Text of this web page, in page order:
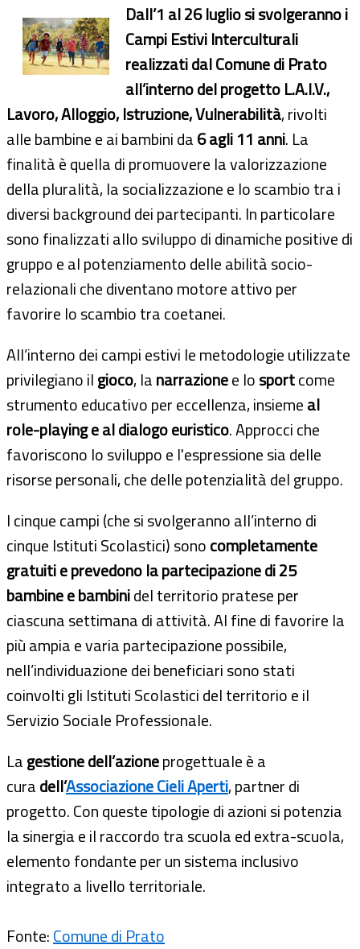
Dall’1 al 26 luglio si svolgeranno i
Campi Estivi Interculturali
realizzati dal Comune di Prato
all’interno del progetto L.A.I.V.,
Lavoro, Alloggio, Istruzione, Vulnerabilità, rivolti
alle bambine e ai bambini da6 agli 11 anni. La
finalità è quella di promuovere la valorizzazione
della pluralità, la socializzazione e lo scambio tra i
diversi background dei partecipanti. In particolare
sono finalizzati allo sviluppo di dinamiche positive di
gruppo e al potenziamento delle abilità socio-
relazionali che diventano motore attivo per
favorire lo scambio tra coetanei.
All’interno dei campi estivi le metodologie utilizzate
privilegiano ilgioco, lanarrazionee losportcome
strumento educativo per eccellenza, insiemeal
role-playing e al dialogo euristico. Approcci che
favoriscono lo sviluppo e l'espressione sia delle
risorse personali, che delle potenzialità del gruppo.
I cinque campi (che si svolgeranno all’interno di
cinque Istituti Scolastici) sonocompletamente
gratuiti e prevedono la partecipazione di 25
bambine e bambinidel territorio pratese per
ciascuna settimana di attività. Al fine di favorire la
più ampia e varia partecipazione possibile,
nell’individuazione dei beneficiari sono stati
coinvolti gli Istituti Scolastici del territorio e il
Servizio Sociale Professionale.
Lagestione dell’azioneprogettuale è a
curadell’Associazione Cieli Aperti, partner di
progetto. Con queste tipologie di azioni si potenzia
la sinergia e il raccordo tra scuola ed extra-scuola,
elemento fondante per un sistema inclusivo
integrato a livello territoriale.
Fonte:Comune di Prato